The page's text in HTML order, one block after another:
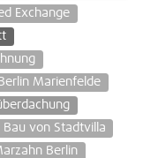
Exchange
Marienfelde
Bau von Stadtvilla
Berlin